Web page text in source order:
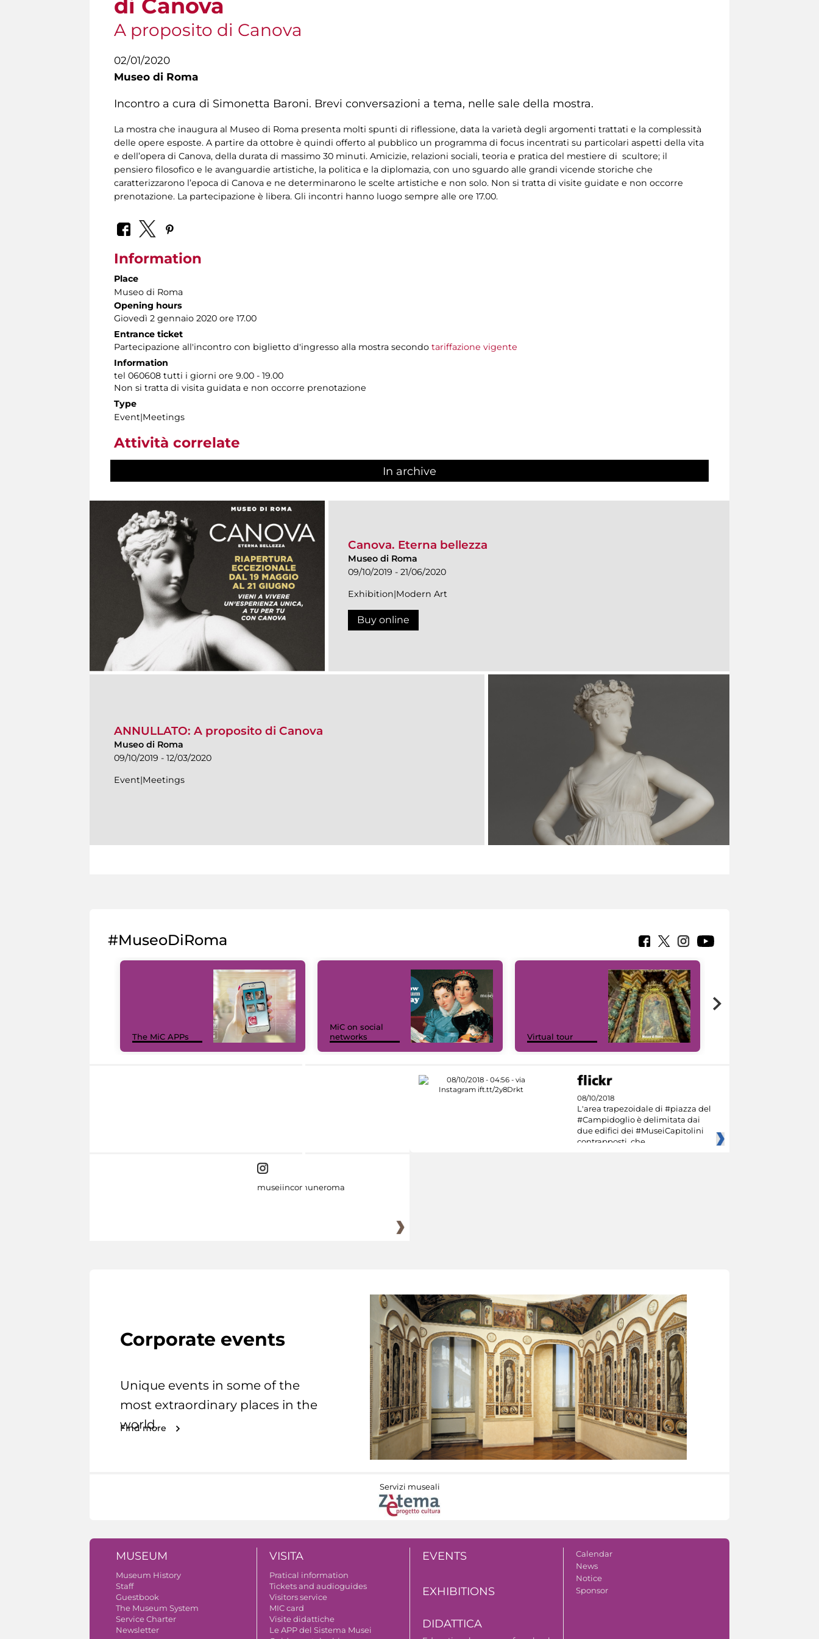
di Canova
A proposito di Canova
02/01/2020
Museo di Roma
Incontro a cura di Simonetta Baroni. Brevi conversazioni a tema, nelle sale della mostra.
La mostra che inaugura al Museo di Roma presenta molti spunti di riflessione, data la varietà degli argomenti trattati e la complessità
delle opere esposte. A partire da ottobre è quindi offerto al pubblico un programma di focus incentrati su particolari aspetti della vita
e dell’opera di Canova, della durata di massimo 30 minuti. Amicizie, relazioni sociali, teoria e pratica del mestiere di scultore; il
pensiero filosofico e le avanguardie artistiche, la politica e la diplomazia, con uno sguardo alle grandi vicende storiche che
caratterizzarono l’epoca di Canova e ne determinarono le scelte artistiche e non solo. Non si tratta di visite guidate e non occorre
prenotazione. La partecipazione è libera. Gli incontri hanno luogo sempre alle ore 17.00.
Information
Place
Museo di Roma
Opening hours
Giovedì 2 gennaio 2020 ore 17.00
Entrance ticket
Partecipazione all'incontro con biglietto d'ingresso alla mostra secondo tariffazione vigente
Information
tel 060608 tutti i giorni ore 9.00 - 19.00
Non si tratta di visita guidata e non occorre prenotazione
Type
Event|Meetings
Attività correlate
In archive
Canova. Eterna bellezza
Museo di Roma
09/10/2019 - 21/06/2020
Exhibition|Modern Art
Buy online
ANNULLATO: A proposito di Canova
Museo di Roma
09/10/2019 - 12/03/2020
Event|Meetings
#MuseoDiRoma
The MiC APPs
MiC on social
networks
Virtual tour
08/10/2018
L'area trapezoidale di #piazza del
#Campidoglio è delimitata dai
due edifici dei #MuseiCapitolini
contrapposti, che
museiincomuneroma
Corporate events
Unique events in some of the
most extraordinary places in the
world.
Find more
Servizi museali
MUSEUM
Museum History
Staff
Guestbook
The Museum System
Service Charter
Newsletter
VISITA
Pratical information
Tickets and audioguides
Visitors service
MIC card
Visite didattiche
Le APP del Sistema Musei
EVENTS
EXHIBITIONS
DIDATTICA
Calendar
News
Notice
Sponsor